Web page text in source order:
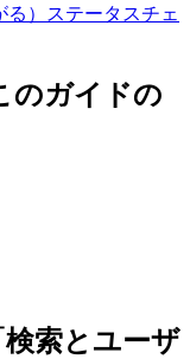
）
ステータスチェ
のガイドの
索とユーザ